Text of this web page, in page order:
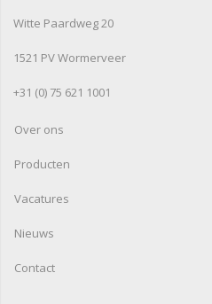
Witte Paardweg 20
1521 PV Wormerveer
+31 (0) 75 621 1001
Over ons
Producten
Vacatures
Nieuws
Contact